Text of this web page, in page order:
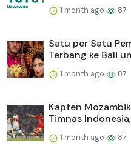
1 month ago 87
Satu per Satu
Terbang ke Bali
1 month ago 87
Kapten
Timnas
1 month ago 87